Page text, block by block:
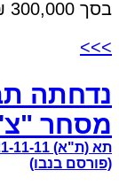
בסך 300,000 ₪ ולסעד מניעתי
>>>
נדחתה
מסחר
(פורסם בנבו)